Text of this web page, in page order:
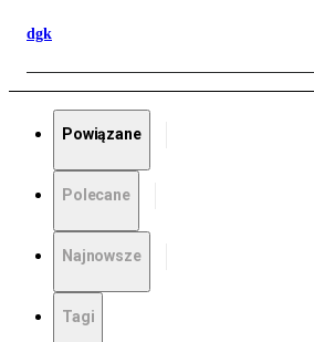
dgk
Powiązane
Polecane
Najnowsze
Tagi